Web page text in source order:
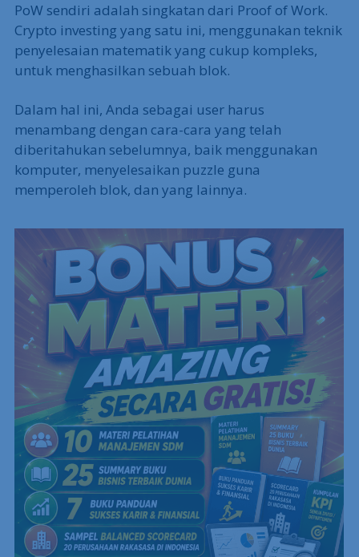
PoW sendiri adalah singkatan dari Proof of Work.
Crypto investing yang satu ini, menggunakan teknik
penyelesaian matematik yang cukup kompleks,
untuk menghasilkan sebuah blok.
Dalam hal ini, Anda sebagai user harus
menambang dengan cara-cara yang telah
diberitahukan sebelumnya, baik menggunakan
komputer, menyelesaikan puzzle guna
memperoleh blok, dan yang lainnya.